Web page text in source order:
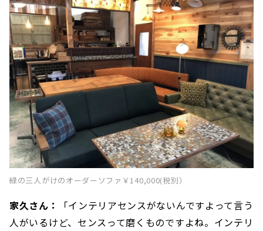
緑の三人がけのオーダーソファ￥140,000(税別）
家久さん：
「インテリアセンスがないんですよって言う
人がいるけど、センスって磨くものですよね。インテリ